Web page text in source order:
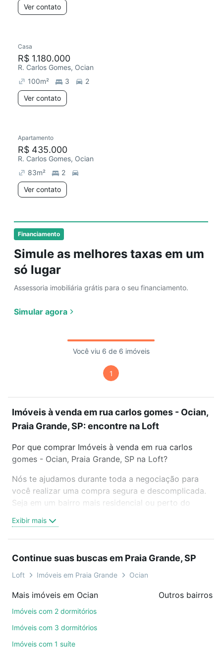
Financiamento
Simule as melhores taxas em um
só lugar
Assessoria imobiliária grátis para o seu financiamento.
Simular agora
Ver contato
Chegou este mês
Casa
R$ 1.180.000
R. Carlos Gomes, Ocian
100m² 3
2
Ver contato
Chegou este mês
Apartamento
R$ 435.000
R. Carlos Gomes, Ocian
83m²
2
Ver contato
Você viu 6 de 6 imóveis
1
Imóveis à venda em rua carlos gomes - Ocian,
Praia Grande, SP: encontre na Loft
Por que comprar Imóveis à venda em rua carlos
gomes - Ocian, Praia Grande, SP na Loft?
Nós te ajudamos durante toda a negociação para
você realizar uma compra segura e descomplicada.
Seja em um bairro mais residencial ou perto do
oferta ideal de Imóveis à venda em rua carlos
gomes - Ocian, Praia Grande, SP para conquistar
videochamada, é grátis, sem compromisso e você
ainda conta com mais de 46 mil corretores e
de imóveis.
ruas, bairros e até condomínios favoritos. Você
Exibir mais
Continue suas buscas em Praia Grande, SP
Loft Imóveis em Praia Grande Ocian
Mais imóveis em Ocian
Imóveis com 2 dormitórios
Imóveis com 3 dormitórios
Imóveis com 1 suíte